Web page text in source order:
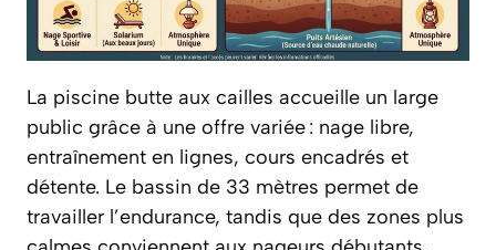
La piscine butte aux cailles accueille un large
public grâce à une offre variée : nage libre,
entraînement en lignes, cours encadrés et
détente. Le bassin de 33 mètres permet de
travailler l’endurance, tandis que des zones plus